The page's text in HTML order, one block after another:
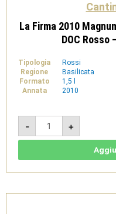
La Firma 2010
DOC Rosso
Tipologia
Rossi
Regione
Basilicata
Formato
1,5 l
Annata
2010
-
La
Firma
2010
Magnum
Aglianico
DOC
+